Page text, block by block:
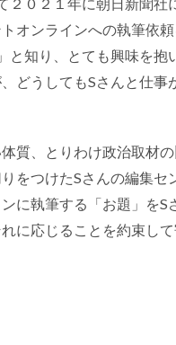
２０２１年に朝日新聞
オンラインへの執筆依
と知り、とても興味を
どうしてもSさんと仕
質、とりわけ政治取材
をつけたSさんの編集
に執筆する「お題」を
に応じることを約束して